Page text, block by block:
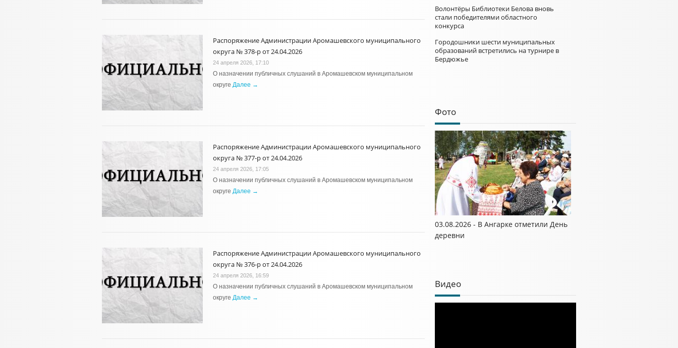
Распоряжение Администрации Аромашевского муниципального
округа № 378-р от 24.04.2026
24 апреля 2026, 17:10
О назначении публичных слушаний в Аромашевском муниципальном
округе Далее →
Распоряжение Администрации Аромашевского муниципального
округа № 377-р от 24.04.2026
24 апреля 2026, 17:05
О назначении публичных слушаний в Аромашевском муниципальном
округе Далее →
Распоряжение Администрации Аромашевского муниципального
округа № 376-р от 24.04.2026
24 апреля 2026, 16:59
О назначении публичных слушаний в Аромашевском муниципальном
округе Далее →
Волонтёры Библиотеки Белова вновь
стали победителями областного
конкурса
Городошники шести муниципальных
образований встретились на турнире в
Бердюжье
Фото
03.08.2026 - В Ангарке отметили День
деревни
Видео